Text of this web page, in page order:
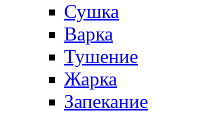
Сушка
Варка
Тушение
Жарка
Запекание